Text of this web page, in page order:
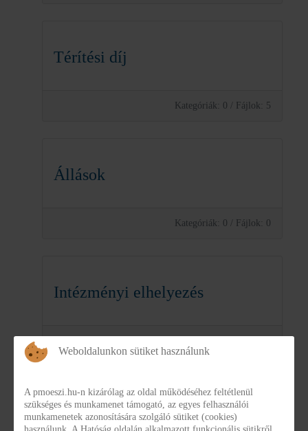
Térítési díj
Kategóriák: 0 / Fájlok: 5
Állások
Kategóriák: 0 / Fájlok: 0
Intézményi elhelyezés
2.6 A szerv nyilvántartásai
Weboldalunkon sütiket használunk
A pmoeszi.hu-n kizárólag az oldal működéséhez feltétlenül
szükséges és munkamenet támogató, az egyes felhasználói
munkamenetek azonosítására szolgáló sütiket (cookies)
használunk. A Hatóság oldalán alkalmazott funkcionális sütikről